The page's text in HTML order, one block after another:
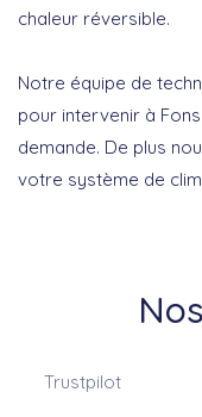
chaleur réversible.
Notre équipe de
pour intervenir à
demande. De plus
votre système de
Trustpilot